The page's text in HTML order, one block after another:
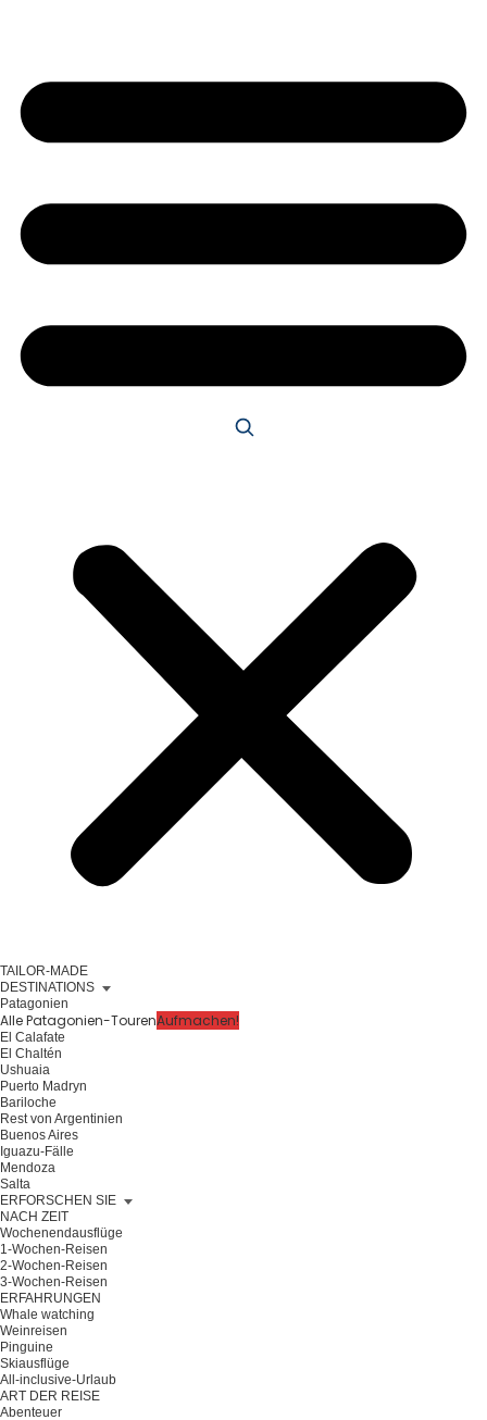
TAILOR-MADE
DESTINATIONS
Patagonien
Alle Patagonien-TourenAufmachen!
El Calafate
El Chaltén
Ushuaia
Puerto Madryn
Bariloche
Rest von Argentinien
Buenos Aires
Iguazu-Fälle
Mendoza
Salta
ERFORSCHEN SIE
NACH ZEIT
Wochenendausflüge
1-Wochen-Reisen
2-Wochen-Reisen
3-Wochen-Reisen
ERFAHRUNGEN
Whale watching
Weinreisen
Pinguine
Skiausflüge
All-inclusive-Urlaub
ART DER REISE
Abenteuer